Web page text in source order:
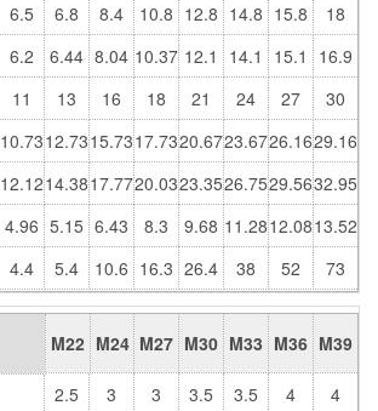
6.5
6.8 8.4 10.8 12.8 14.8 15.8
18
6.2
6.44 8.04 10.37 12.1 14.1 15.1
16.9
11
13 16 18 21 24 27
30
10.7312.7315.7317.7320.6723.6726.1629.16
12.1214.3817.7720.0323.3526.7529.5632.95
4.96 5.15 6.43 8.3 9.68 11.2812.0813.52
4.4
5.4 10.6 16.3 26.4 38 52 73
M22 M24 M27 M30 M33 M36 M39
2.5 3 3 3.5 3.5 4
4